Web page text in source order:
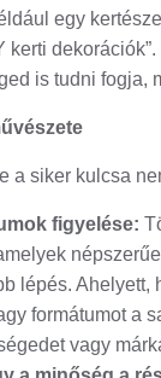
egy
kerti
is tudni fogja,
a siker kulcsa
figyelése:
lépés.
formátumot a
vagy